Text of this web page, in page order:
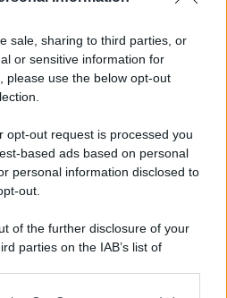
sale, sharing to third parties, or
or sensitive information for
please use the below opt-out
opt-out request is processed you
based ads based on personal
personal information disclosed to
out.
of the further disclosure of your
parties on the IAB’s list of
degli acquisti online in Europa e
second hand
Sempre più successo per i
sportivo. Ad attrarre i
la tendenza ad abbinare
l'arsenale Usa, ma il